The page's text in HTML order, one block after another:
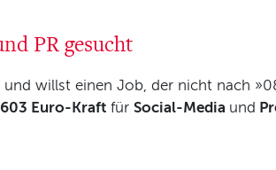
PR gesucht
willst einen Job, der nicht nach
603 Euro-Kraft für Social-Media und